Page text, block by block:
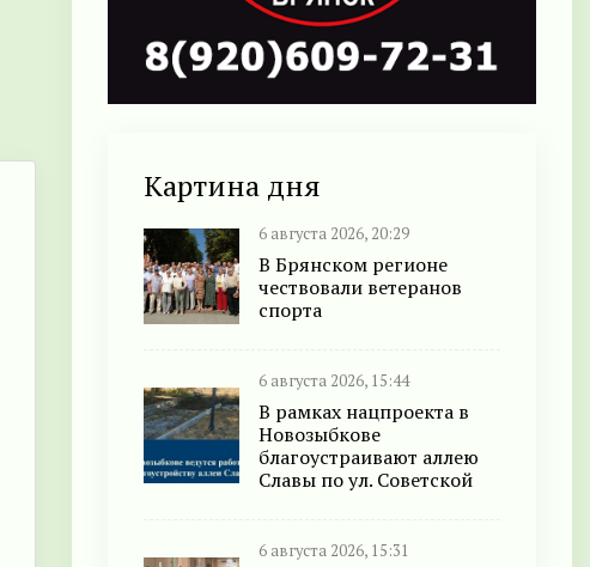
Картина дня
6 августа 2026, 20:29
В Брянском регионе
чествовали ветеранов
спорта
6 августа 2026, 15:44
В рамках нацпроекта в
Новозыбкове
благоустраивают аллею
Славы по ул. Советской
6 августа 2026, 15:31